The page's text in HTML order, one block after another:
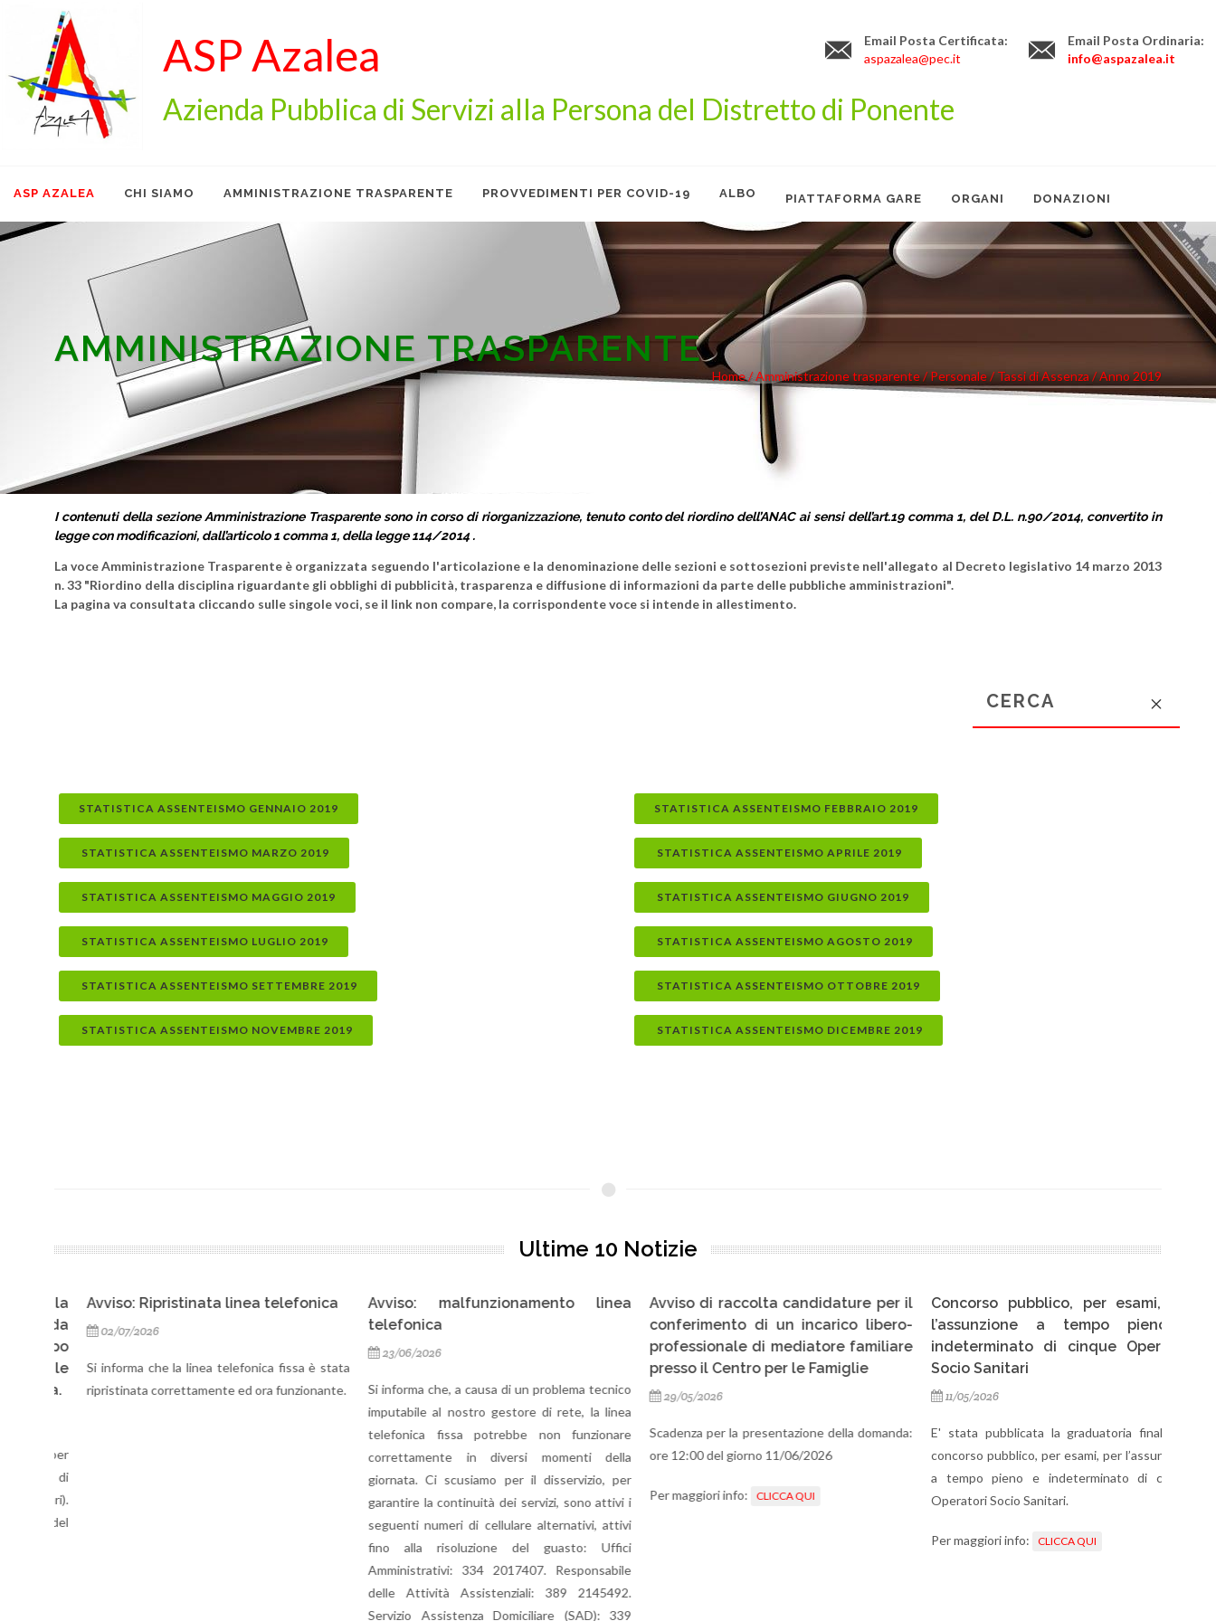
ASP Azalea
Azienda Pubblica di Servizi alla Persona del Distretto di Ponente
Email Posta Certificata:
aspazalea@pec.it
Email Posta Ordinaria:
info@aspazalea.it
ASP AZALEA CHI SIAMO AMMINISTRAZIONE TRASPARENTE PROVVEDIMENTI PER COVID-19 ALBO PIATTAFORMA GARE ORGANI DONAZIONI
AREA RISERVATA
AMMINISTRAZIONE TRASPARENTE
Home /Amministrazione trasparente/ Personale/ Tassi di Assenza/ Anno 2019
I contenuti della sezione Amministrazione Trasparente sono in corso di riorganizzazione, tenuto conto del riordino dell’ANAC ai sensi dell’art.19 comma 1, del D.L. n.90/2014, convertito in
legge con modificazioni, dall’articolo 1 comma 1, della legge 114/2014 .
La voce Amministrazione Trasparente è organizzata seguendo l'articolazione e la denominazione delle sezioni e sottosezioni previste nell'allegato al Decreto legislativo 14 marzo 2013
n. 33 "Riordino della disciplina riguardante gli obblighi di pubblicità, trasparenza e diffusione di informazioni da parte delle pubbliche amministrazioni".
La pagina va consultata cliccando sulle singole voci, se il link non compare, la corrispondente voce si intende in allestimento.
STATISTICA ASSENTEISMO GENNAIO 2019
STATISTICA ASSENTEISMO MARZO 2019
STATISTICA ASSENTEISMO MAGGIO 2019
STATISTICA ASSENTEISMO LUGLIO 2019
STATISTICA ASSENTEISMO SETTEMBRE 2019
STATISTICA ASSENTEISMO NOVEMBRE 2019
STATISTICA ASSENTEISMO FEBBRAIO 2019
STATISTICA ASSENTEISMO APRILE 2019
STATISTICA ASSENTEISMO GIUGNO 2019
STATISTICA ASSENTEISMO AGOSTO 2019
STATISTICA ASSENTEISMO OTTOBRE 2019
STATISTICA ASSENTEISMO DICEMBRE 2019
Ultime 10 Notizie
Avviso: Ripristinata linea telefonica
02/07/2026
Si informa che la linea telefonica fissa è stata
ripristinata correttamente ed ora funzionante.
Avviso: malfunzionamento linea
telefonica
23/06/2026
Si informa che, a causa di un problema tecnico
imputabile al nostro gestore di rete, la linea
telefonica fissa potrebbe non funzionare
correttamente in diversi momenti della
giornata. Ci scusiamo per il disservizio, per
garantire la continuità dei servizi, sono attivi i
seguenti numeri di cellulare alternativi, attivi
fino alla risoluzione del guasto: Uffici
Amministrativi: 334 2017407. Responsabile
delle Attività Assistenziali: 389 2145492.
Servizio Assistenza Domiciliare (SAD): 339
Avviso di raccolta candidature per il
conferimento di un incarico libero-
professionale di mediatore familiare
presso il Centro per le Famiglie
29/05/2026
Scadenza per la presentazione della domanda:
ore 12:00 del giorno 11/06/2026
Per maggiori info: CLICCA QUI
Concorso pubblico, per esami, per
l’assunzione a tempo pieno e
indeterminato di cinque Operatori
Socio Sanitari
11/05/2026
E' stata pubblicata la graduatoria finale del
concorso pubblico, per esami, per l’assunzione
a tempo pieno e indeterminato di cinque
Operatori Socio Sanitari.
Per maggiori info: CLICCA QUI